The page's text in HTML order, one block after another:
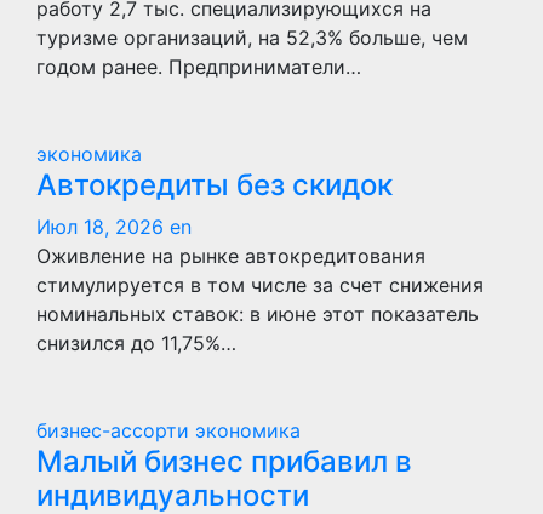
работу 2,7 тыс. специализирующихся на
туризме организаций, на 52,3% больше, чем
годом ранее. Предприниматели…
экономика
Автокредиты без скидок
Июл 18, 2026 en
Оживление на рынке автокредитования
стимулируется в том числе за счет снижения
номинальных ставок: в июне этот показатель
снизился до 11,75%…
бизнес-ассорти экономика
Малый бизнес прибавил в
индивидуальности